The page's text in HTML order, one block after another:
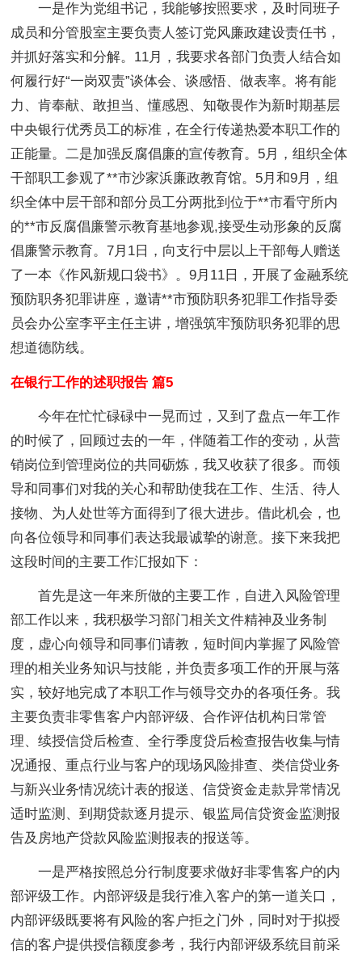
一是作为党组书记，我能够按照要求，及时同班子
成员和分管股室主要负责人签订党风廉政建设责任书，
并抓好落实和分解。11月，我要求各部门负责人结合如
何履行好“一岗双责”谈体会、谈感悟、做表率。将有能
力、肯奉献、敢担当、懂感恩、知敬畏作为新时期基层
中央银行优秀员工的标准，在全行传递热爱本职工作的
正能量。二是加强反腐倡廉的宣传教育。5月，组织全体
干部职工参观了**市沙家浜廉政教育馆。5月和9月，组
织全体中层干部和部分员工分两批到位于**市看守所内
的**市反腐倡廉警示教育基地参观,接受生动形象的反腐
倡廉警示教育。7月1日，向支行中层以上干部每人赠送
了一本《作风新规口袋书》。9月11日，开展了金融系统
预防职务犯罪讲座，邀请**市预防职务犯罪工作指导委
员会办公室李平主任主讲，增强筑牢预防职务犯罪的思
想道德防线。
在银行工作的述职报告 篇5
今年在忙忙碌碌中一晃而过，又到了盘点一年工作
的时候了，回顾过去的一年，伴随着工作的变动，从营
销岗位到管理岗位的共同砺炼，我又收获了很多。而领
导和同事们对我的关心和帮助使我在工作、生活、待人
接物、为人处世等方面得到了很大进步。借此机会，也
向各位领导和同事们表达我最诚挚的谢意。接下来我把
这段时间的主要工作汇报如下：
首先是这一年来所做的主要工作，自进入风险管理
部工作以来，我积极学习部门相关文件精神及业务制
度，虚心向领导和同事们请教，短时间内掌握了风险管
理的相关业务知识与技能，并负责多项工作的开展与落
实，较好地完成了本职工作与领导交办的各项任务。我
主要负责非零售客户内部评级、合作评估机构日常管
理、续授信贷后检查、全行季度贷后检查报告收集与情
况通报、重点行业与客户的现场风险排查、类信贷业务
与新兴业务情况统计表的报送、信贷资金走款异常情况
适时监测、到期贷款逐月提示、银监局信贷资金监测报
告及房地产贷款风险监测报表的报送等。
一是严格按照总分行制度要求做好非零售客户的内
部评级工作。内部评级是我行准入客户的第一道关口，
内部评级既要将有风险的客户拒之门外，同时对于拟授
信的客户提供授信额度参考，我行内部评级系统目前采